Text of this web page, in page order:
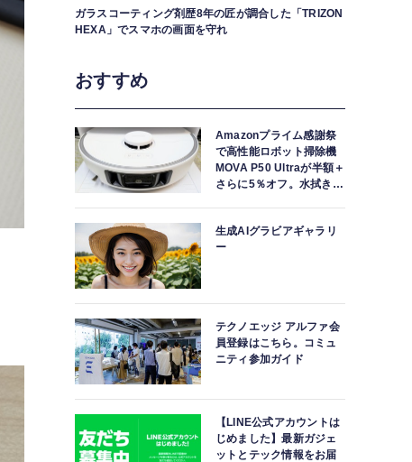
ガラスコーティング剤歴8年の匠が調合した「TRIZON
HEXA」でスマホの画面を守れ
おすすめ
Amazonプライム感謝祭
で高性能ロボット掃除機
MOVA P50 Ultraが半額＋
さらに5％オフ。水拭きモ
生成AIグラビアギャラリ
ー
テクノエッジ アルファ会
員登録はこちら。コミュ
ニティ参加ガイド
【LINE公式アカウントは
じめました】最新ガジェ
ットとテック情報をお届